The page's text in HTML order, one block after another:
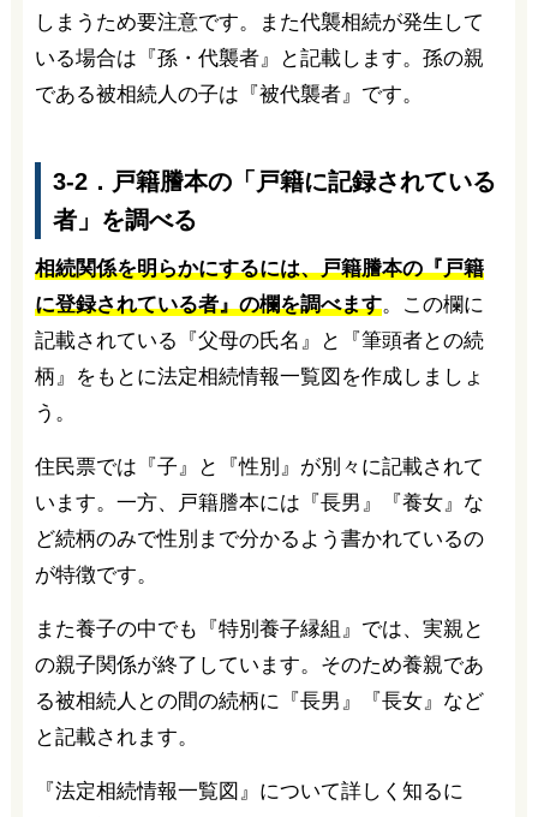
しまうため要注意です。また代襲相続が発生して
いる場合は『孫・代襲者』と記載します。孫の親
である被相続人の子は『被代襲者』です。
3-2．戸籍謄本の「戸籍に記録されている
者」を調べる
相続関係を明らかにするには、戸籍謄本の『戸籍
に登録されている者』の欄を調べます。この欄に
記載されている『父母の氏名』と『筆頭者との続
柄』をもとに法定相続情報一覧図を作成しましょ
う。
住民票では『子』と『性別』が別々に記載されて
います。一方、戸籍謄本には『長男』『養女』な
ど続柄のみで性別まで分かるよう書かれているの
が特徴です。
また養子の中でも『特別養子縁組』では、実親と
の親子関係が終了しています。そのため養親であ
る被相続人との間の続柄に『長男』『長女』など
と記載されます。
『法定相続情報一覧図』について詳しく知るに